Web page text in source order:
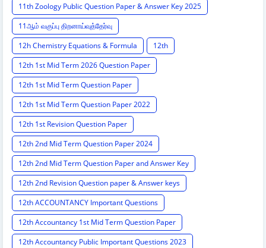
11th Zoology Public Question Paper & Answer Key 2025
11ஆம் வகுப்பு திறனாய்வுத்தேர்வு
12h Chemistry Equations & Formula
12th
12th 1st Mid Term 2026 Question Paper
12th 1st Mid Term Question Paper
12th 1st Mid Term Question Paper 2022
12th 1st Revision Question Paper
12th 2nd Mid Term Question Paper 2024
12th 2nd Mid Term Question Paper and Answer Key
12th 2nd Revision Question paper & Answer keys
12th ACCOUNTANCY Important Questions
12th Accountancy 1st Mid Term Question Paper
12th Accountancy Public Important Questions 2023